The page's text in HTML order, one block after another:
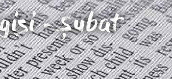
- Şubat